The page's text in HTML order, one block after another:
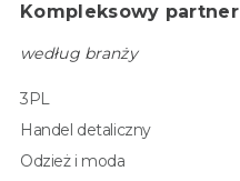
Kompleksowy partner
według branży
3PL
Handel detaliczny
Odzież i moda